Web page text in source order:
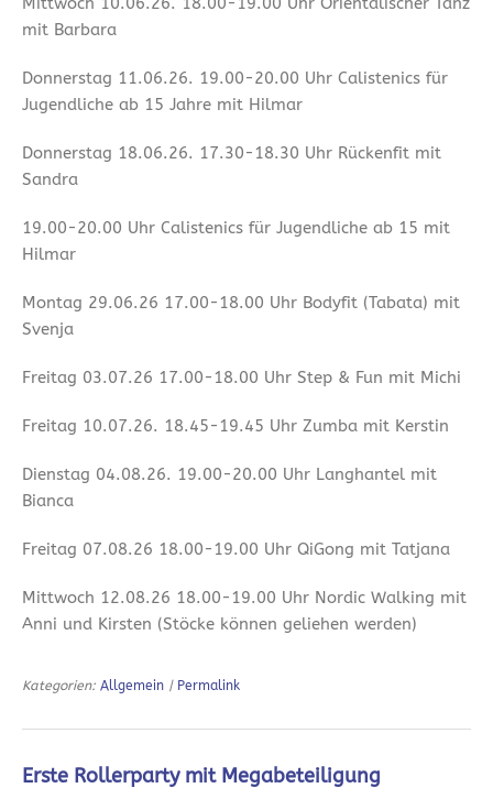
mit Barbara
Donnerstag 11.06.26. 19.00-20.00 Uhr Calistenics für
Jugendliche ab 15 Jahre mit Hilmar
Donnerstag 18.06.26. 17.30-18.30 Uhr Rückenfit mit
Sandra
19.00-20.00 Uhr Calistenics für Jugendliche ab 15 mit
Hilmar
Montag 29.06.26 17.00-18.00 Uhr Bodyfit (Tabata) mit
Svenja
Freitag 03.07.26 17.00-18.00 Uhr Step & Fun mit Michi
Freitag 10.07.26. 18.45-19.45 Uhr Zumba mit Kerstin
Dienstag 04.08.26. 19.00-20.00 Uhr Langhantel mit
Bianca
Freitag 07.08.26 18.00-19.00 Uhr QiGong mit Tatjana
Mittwoch 12.08.26 18.00-19.00 Uhr Nordic Walking mit
Anni und Kirsten (Stöcke können geliehen werden)
Kategorien: Allgemein | Permalink
Erste Rollerparty mit Megabeteiligung